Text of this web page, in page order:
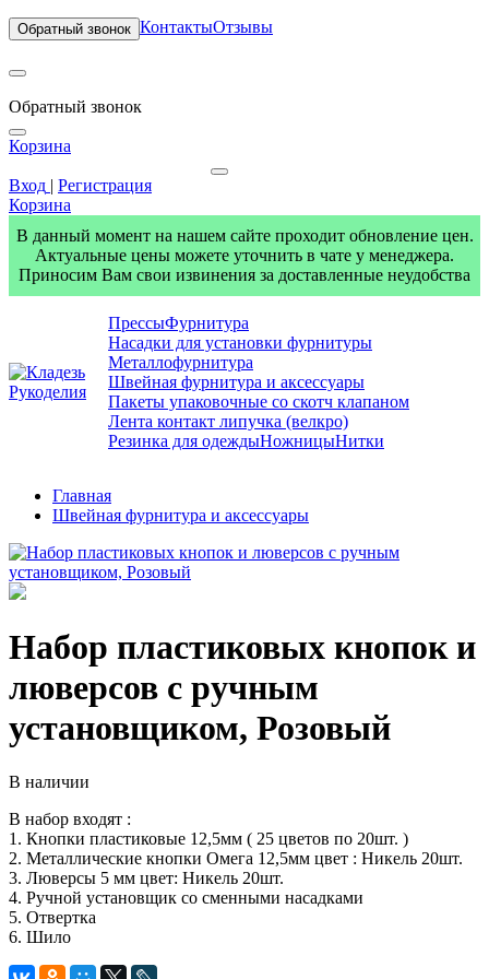
Обратный звонок КонтактыОтзывы
Обратный звонок
Корзина
Вход | Регистрация
Корзина
В данный момент на нашем сайте проходит обновление цен.
Актуальные цены можете уточнить в чате у менеджера.
Приносим Вам свои извинения за доставленные неудобства
ПрессыФурнитура
Насадки для установки фурнитуры
Металлофурнитура
Швейная фурнитура и аксессуары
Пакеты упаковочные со скотч клапаном
Лента контакт липучка (велкро)
Резинка для одеждыНожницыНитки
Главная
Швейная фурнитура и аксессуары
Набор пластиковых кнопок и
люверсов с ручным
установщиком, Розовый
В наличии
В набор входят :
1. Кнопки пластиковые 12,5мм ( 25 цветов по 20шт. )
2. Металлические кнопки Омега 12,5мм цвет : Никель 20шт.
3. Люверсы 5 мм цвет: Никель 20шт.
4. Ручной установщик со сменными насадками
5. Отвертка
6. Шило